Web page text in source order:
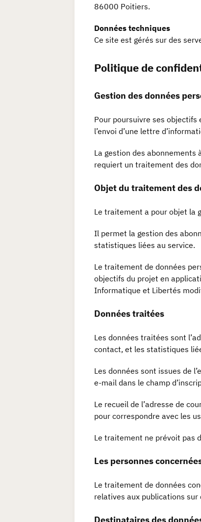
86000 Poitiers.
Données techniques
Ce site est gérés sur des
Politique de
Gestion des données
Pour poursuivre ses objectifs
l’envoi d’une lettre
La gestion des
requiert un traitement des
Objet du traitement des
Le traitement a pour objet la
Il permet la gestion des
statistiques liées au service.
Le traitement de données
objectifs du projet en
Informatique et Libertés
Données traitées
Les données traitées sont
contact, et les statistiques
Les données sont issues de
e-mail dans le champ
Le recueil de l’adresse de
pour correspondre avec les
Le traitement ne prévoit pas
Les personnes
Le traitement de données
relatives aux publications sur